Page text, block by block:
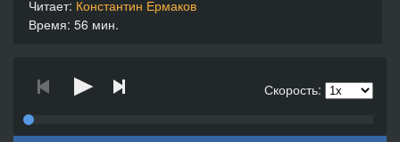
Читает: Константин Ермаков
Время: 56 мин.
Скорость: